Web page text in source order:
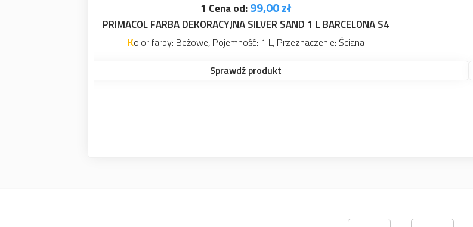
Cena od:
BEFASZCZOT WAŁEK DO EMULSJI 25CM Z RĄCZKĄ DWUKOMP. 12CWE25B
Do malowania wszelkiego rodzaju farbami emulsyjnymi i klejowymi.